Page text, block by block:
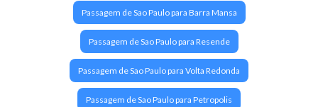
Passagem de Sao Paulo para Barra Mansa
Passagem de Sao Paulo para Resende
Passagem de Sao Paulo para Volta Redonda
Passagem de Sao Paulo para Petropolis